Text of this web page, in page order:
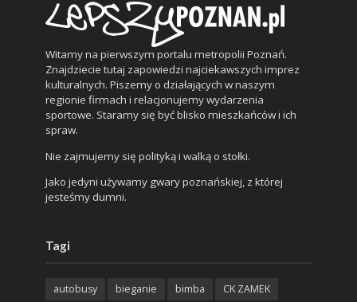
Witamy na pierwszym portalu metropolii Poznań.
Znajdziecie tutaj zapowiedzi najciekawszych imprez
kulturalnych. Piszemy o działających w naszym
regionie firmach i relacjonujemy wydarzenia
sportowe. Staramy się być blisko mieszkańców i ich
spraw.
Nie zajmujemy się polityką i walką o stołki.
Jako jedyni używamy gwary poznańskiej, z której
jesteśmy dumni.
Tagi
autobusy bieganie bimba
CK ZAMEK